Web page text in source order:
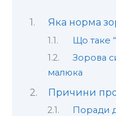
Яка норма
Що таке
Зорова
малюка
Причини
Поради